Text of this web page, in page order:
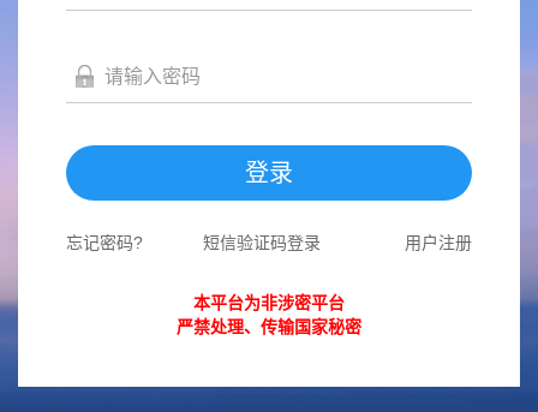
登录
短信验证码登录 用户注册
忘记密码?
本平台为非涉密平台
严禁处理、传输国家秘密